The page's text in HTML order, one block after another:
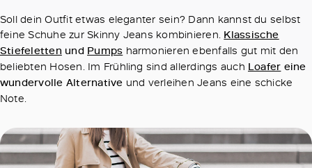
Soll dein Outfit etwas eleganter sein? Dann kannst du selbst
feine Schuhe zur Skinny Jeans kombinieren. Klassische
Stiefeletten und Pumps harmonieren ebenfalls gut mit den
beliebten Hosen. Im Frühling sind allerdings auch Loafer eine
wundervolle Alternative und verleihen Jeans eine schicke
Note.